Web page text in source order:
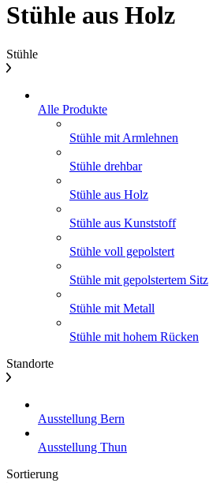
Stühle aus Holz
Stühle
Alle Produkte
Stühle mit Armlehnen
Stühle drehbar
Stühle aus Holz
Stühle aus Kunststoff
Stühle voll gepolstert
Stühle mit gepolstertem Sitz
Stühle mit Metall
Stühle mit hohem Rücken
Standorte
Ausstellung Bern
Ausstellung Thun
Sortierung